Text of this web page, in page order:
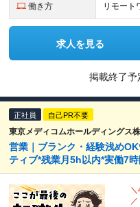
働き方 リモート
求人を見る
掲載終了予
正社員 自己PR不要
東京メディコムホールディングス
営業｜ブランク・経験浅め
ティブ*残業月5h以内*実働7
＼